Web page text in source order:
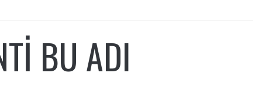
BU ADI